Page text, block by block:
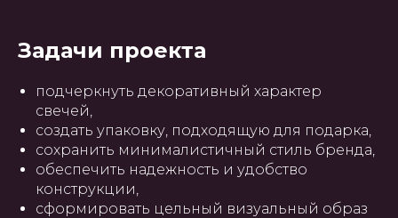
Задачи проекта
подчеркнуть декоративный характер
свечей,
создать упаковку, подходящую для подарка,
сохранить минималистичный стиль бренда,
обеспечить надежность и удобство
конструкции,
сформировать цельный визуальный образ